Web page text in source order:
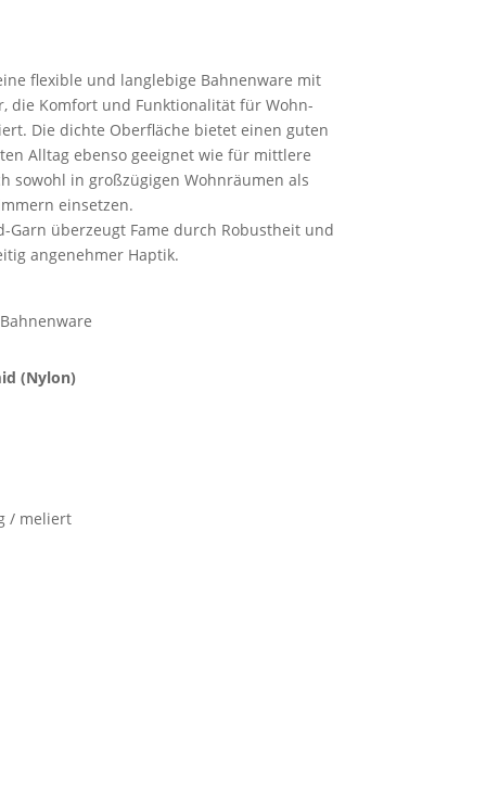
flexible und langlebige Bahnenware mit
die Komfort und Funktionalität für Wohn-
Die dichte Oberfläche bietet einen guten
Alltag ebenso geeignet wie für mittlere
sowohl in großzügigen Wohnräumen als
einsetzen.
Garn überzeugt Fame durch Robustheit und
angenehmer Haptik.
(Nylon)
/ meliert